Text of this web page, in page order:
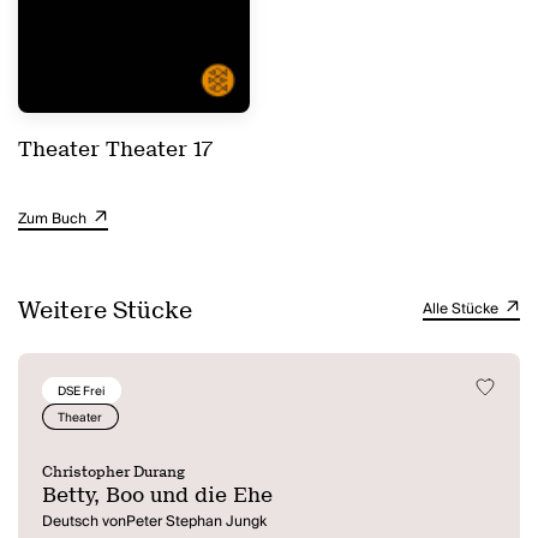
Theater Theater 17
Zum Buch
Weitere Stücke Alle Stücke
DSE Frei
Theater
Christopher Durang
Betty, Boo und die Ehe
Deutsch vonPeter Stephan Jungk